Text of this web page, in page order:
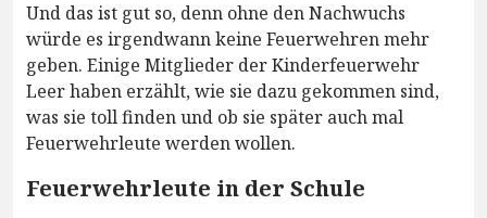
Und das ist gut so, denn ohne den Nachwuchs
würde es irgendwann keine Feuerwehren mehr
geben. Einige Mitglieder der Kinderfeuerwehr
Leer haben erzählt, wie sie dazu gekommen sind,
was sie toll finden und ob sie später auch mal
Feuerwehrleute werden wollen.
Feuerwehrleute in der Schule